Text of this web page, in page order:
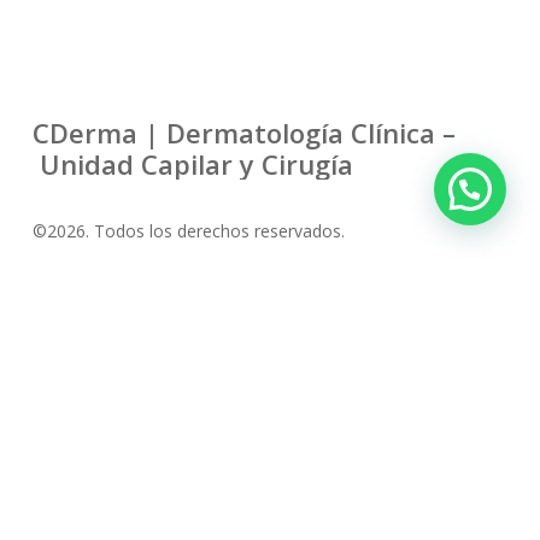
CDerma | Dermatología Clínica –
Unidad Capilar y Cirugía
©2026. Todos los derechos reservados.